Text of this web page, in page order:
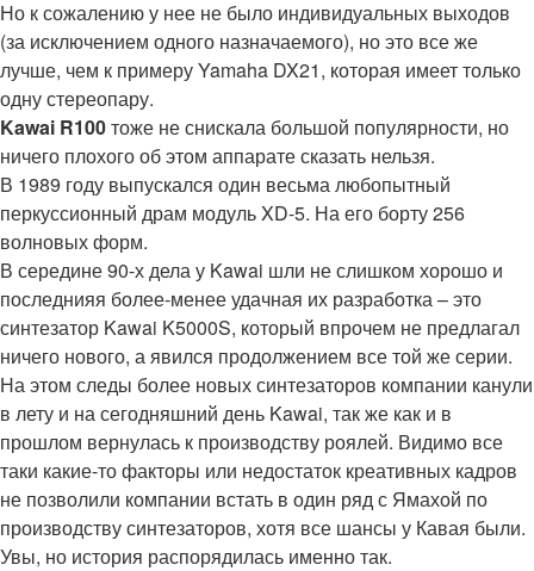
Но к сожалению у нее не было индивидуальных выходов
(за исключением одного назначаемого), но это все же
лучше, чем к примеру Yamaha DX21, которая имеет только
одну стереопару.
Kawai R100тоже не снискала большой популярности, но
ничего плохого об этом аппарате сказать нельзя.
В 1989 году выпускался один весьма любопытный
перкуссионный драм модуль XD-5. На его борту 256
волновых форм.
В середине 90-х дела у Kawai шли не слишком хорошо и
последнияя более-менее удачная их разработка – это
синтезатор Kawai K5000S, который впрочем не предлагал
ничего нового, а явился продолжением все той же серии.
На этом следы более новых синтезаторов компании канули
в лету и на сегодняшний день Kawai, так же как и в
прошлом вернулась к производству роялей. Видимо все
таки какие-то факторы или недостаток креативных кадров
не позволили компании встать в один ряд с Ямахой по
производству синтезаторов, хотя все шансы у Кавая были.
Увы, но история распорядилась именно так.